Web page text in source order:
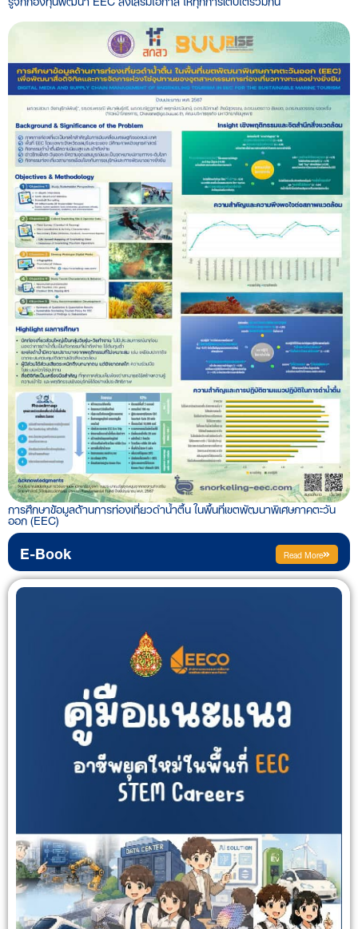
การศึกษาข้อมูลด้านการท่องเที่ยวดำน้ำตื้น ในพื้นที่เขตพัฒนาพิเศษภาคตะวัน
ออก (EEC)
E-Book Read More